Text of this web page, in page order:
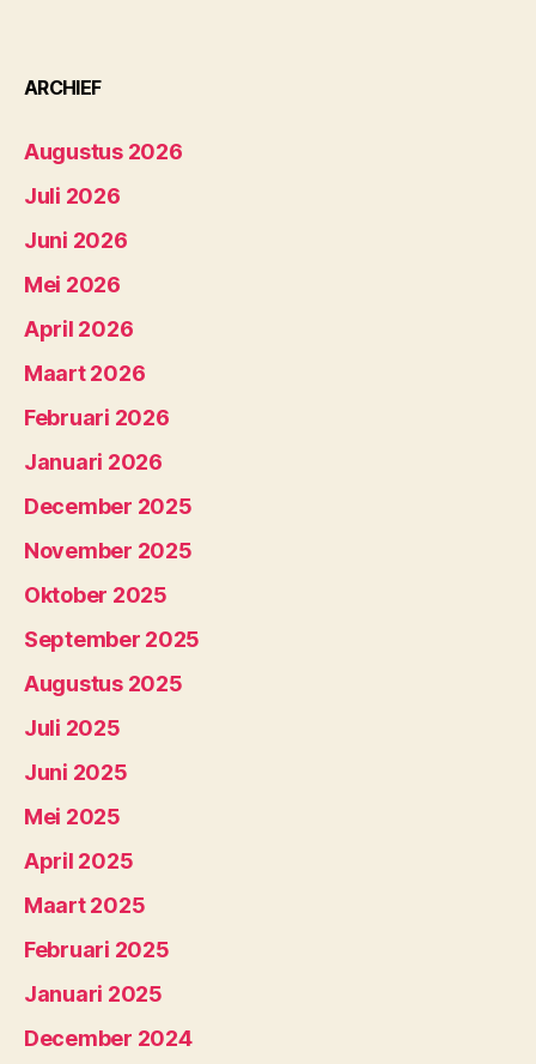
ARCHIEF
Augustus 2026
Juli 2026
Juni 2026
Mei 2026
April 2026
Maart 2026
Februari 2026
Januari 2026
December 2025
November 2025
Oktober 2025
September 2025
Augustus 2025
Juli 2025
Juni 2025
Mei 2025
April 2025
Maart 2025
Februari 2025
Januari 2025
December 2024